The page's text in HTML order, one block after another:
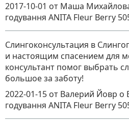
2017-10-01 от Маша
годування ANITA Fleur Berry
Слингоконсультация в
и настоящим спасением для
консультант помог выбрать
большое за заботу!
2022-01-15 от Валерий Йовр о
годування ANITA Fleur Berry